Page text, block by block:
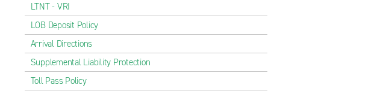
LTNT - VRI
LOB Deposit Policy
Arrival Directions
Supplemental Liability Protection
Toll Pass Policy